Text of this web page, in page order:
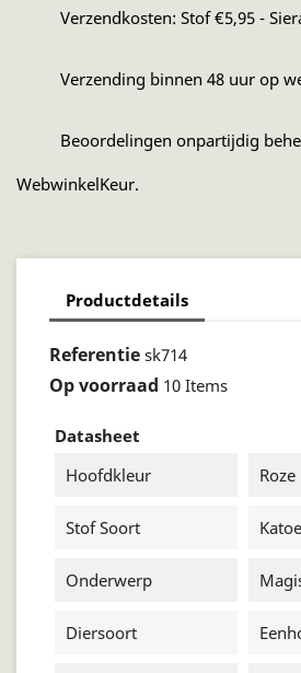
Verzendkosten: Stof €5,95 -
Verzending binnen 48 uur op
Beoordelingen onpartijdig
WebwinkelKeur.
Productdetails
Referentie sk714
Op voorraad 10 Items
Datasheet
Hoofdkleur
Roze
Stof Soort
Onderwerp
Diersoort